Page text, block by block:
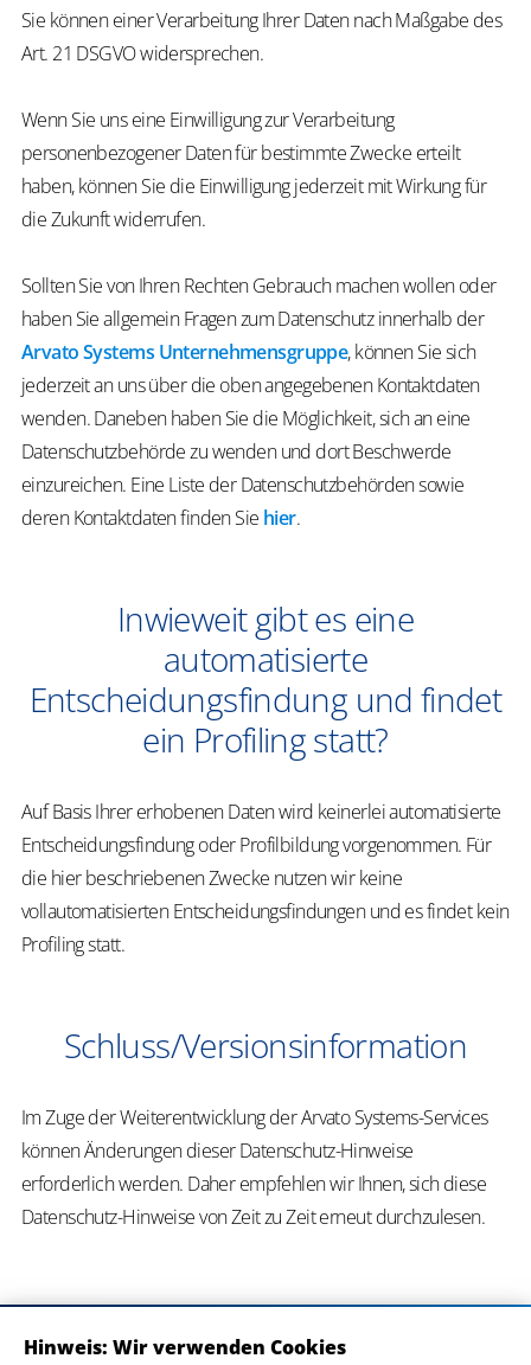
Sie können einer Verarbeitung Ihrer Daten nach Maßgabe des
Art. 21 DSGVO widersprechen.
Wenn Sie uns eine Einwilligung zur Verarbeitung
personenbezogener Daten für bestimmte Zwecke erteilt
haben, können Sie die Einwilligung jederzeit mit Wirkung für
die Zukunft widerrufen.
Sollten Sie von Ihren Rechten Gebrauch machen wollen oder
haben Sie allgemein Fragen zum Datenschutz innerhalb der
Arvato Systems Unternehmensgruppe, können Sie sich
jederzeit an uns über die oben angegebenen Kontaktdaten
wenden. Daneben haben Sie die Möglichkeit, sich an eine
Datenschutzbehörde zu wenden und dort Beschwerde
einzureichen. Eine Liste der Datenschutzbehörden sowie
deren Kontaktdaten finden Sie hier.
Inwieweit gibt es eine
automatisierte
Entscheidungsfindung und findet
ein Profiling statt?
Auf Basis Ihrer erhobenen Daten wird keinerlei automatisierte
Entscheidungsfindung oder Profilbildung vorgenommen. Für
die hier beschriebenen Zwecke nutzen wir keine
vollautomatisierten Entscheidungsfindungen und es findet kein
Profiling statt.
Schluss/Versionsinformation
Im Zuge der Weiterentwicklung der Arvato Systems-Services
können Änderungen dieser Datenschutz-Hinweise
erforderlich werden. Daher empfehlen wir Ihnen, sich diese
Datenschutz-Hinweise von Zeit zu Zeit erneut durchzulesen.
Hinweis: Wir verwenden Cookies